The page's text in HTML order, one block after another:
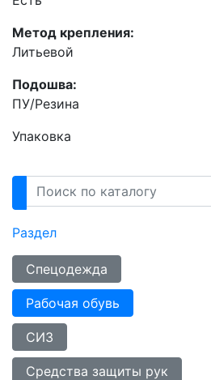
Метод крепления:
Литьевой
Подошва:
ПУ/Резина
Упаковка
Раздел
Спецодежда
Рабочая обувь
СИЗ
Средства защиты рук